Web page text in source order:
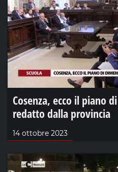
Cosenza, ecco il piano
redatto dalla provincia
14 ottobre 2023